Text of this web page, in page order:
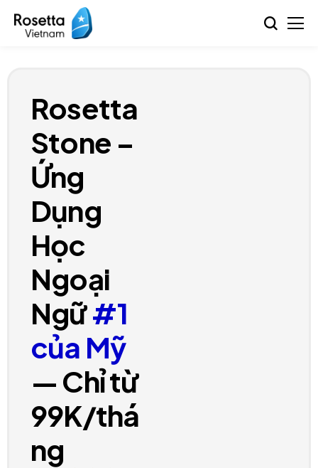
Rosetta
Stone –
Ứng
Dụng
Học
Ngoại
Ngữ#1
của Mỹ
— Chỉ từ
99K/thá
ng